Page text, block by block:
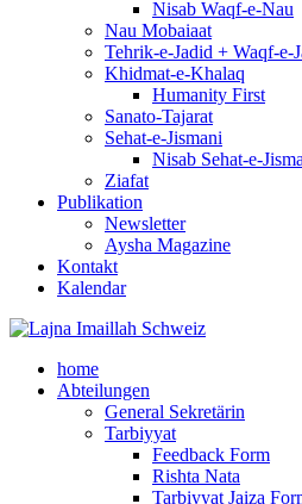
Nisab Waqf-e-Nau
Nau Mobaiaat
Tehrik-e-Jadid + Waqf-e-
Khidmat-e-Khalaq
Humanity First
Sanato-Tajarat
Sehat-e-Jismani
Nisab Sehat-e-
Ziafat
Publikation
Newsletter
Aysha Magazine
Kontakt
Kalendar
home
Abteilungen
General Sekretärin
Tarbiyyat
Feedback Form
Rishta Nata
Tarbiyyat Jaiza